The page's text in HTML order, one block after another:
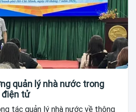
quản lý nhà nước trong
điện tử
tác quản lý nhà nước về thông